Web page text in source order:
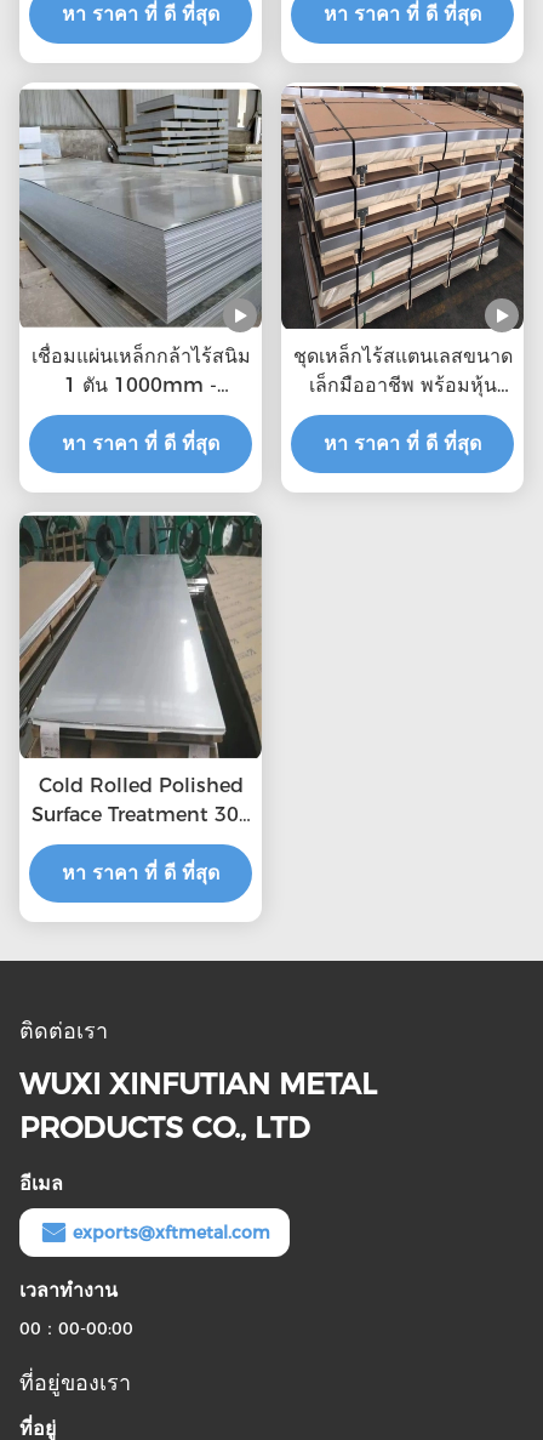
หา ราคา ที่ ดี ที่สุด
หา ราคา ที่ ดี ที่สุด
เชื่อมแผ่นเหล็กกล้าไร้สนิม
1 ตัน 1000mm -
6000mm 0.3mm
หา ราคา ที่ ดี ที่สุด
ชุดเหล็กไร้สแตนเลสขนาด
เล็กมืออาชีพ พร้อมหุ้น
ครอบ 2 มม หนา ชุดเหล็ก
ไร้สแตนเลส โรงงาน 321
ชุดเหล็กไร้สแตนเลส
หา ราคา ที่ ดี ที่สุด
Cold Rolled Polished
Surface Treatment 304
2b Stainless Steel
Sheet
หา ราคา ที่ ดี ที่สุด
ติดต่อเรา
WUXI XINFUTIAN METAL
PRODUCTS CO., LTD
อีเมล
exports@xftmetal.com
เวลาทํางาน
00：00-00:00
ที่อยู่ของเรา
ที่อยู่